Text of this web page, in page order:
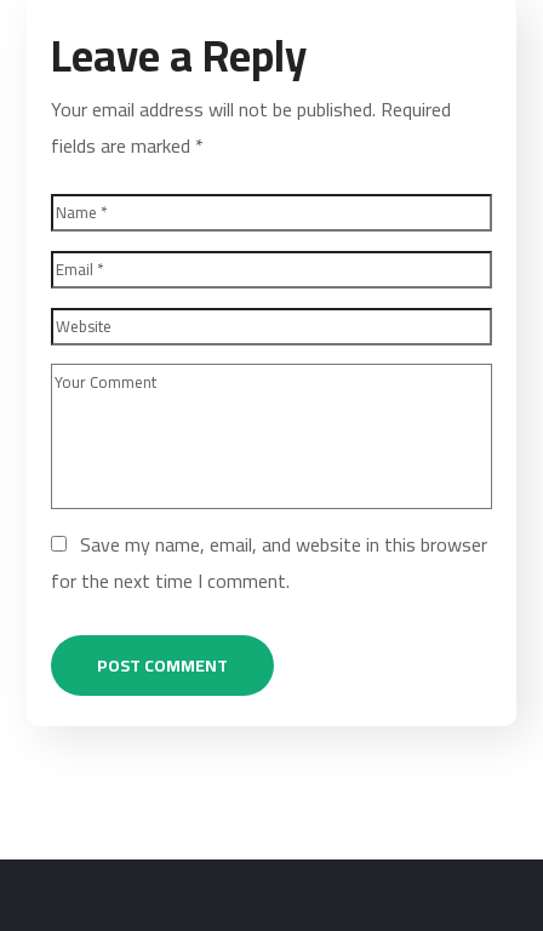
Leave a Reply
Your email address will not be published. Required
fields are marked *
Save my name, email, and website in this browser
for the next time I comment.